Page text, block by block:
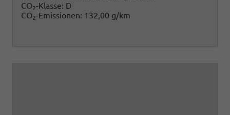
CO2-Klasse: D
CO2-Emissionen: 132,00 g/km